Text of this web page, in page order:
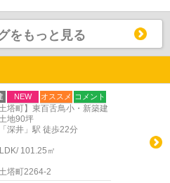
をもっと見る
NEW オススメ コメント
塔町】東百舌鳥小・新築建
地90坪
深井」駅 徒歩22分
101.25㎡
塔町2264-2